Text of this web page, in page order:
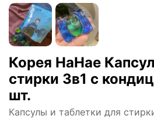
Корея HaHae
стирки 3в1 с
шт.
Капсулы и таблетки для